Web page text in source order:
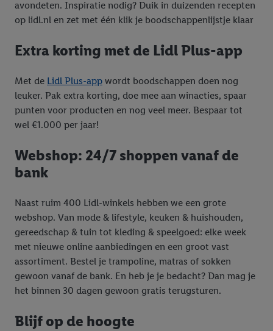
avondeten. Inspiratie nodig? Duik in duizenden recepten
op lidl.nl en zet met één klik je boodschappenlijstje klaar
Extra korting met de Lidl Plus-app
Met de Lidl Plus-app wordt boodschappen doen nog
leuker. Pak extra korting, doe mee aan winacties, spaar
punten voor producten en nog veel meer. Bespaar tot
wel €1.000 per jaar!
Webshop: 24/7 shoppen vanaf de
bank
Naast ruim 400 Lidl-winkels hebben we een grote
webshop. Van mode & lifestyle, keuken & huishouden,
gereedschap & tuin tot kleding & speelgoed: elke week
met nieuwe online aanbiedingen en een groot vast
assortiment. Bestel je trampoline, matras of sokken
gewoon vanaf de bank. En heb je je bedacht? Dan mag je
het binnen 30 dagen gewoon gratis terugsturen.
Blijf op de hoogte